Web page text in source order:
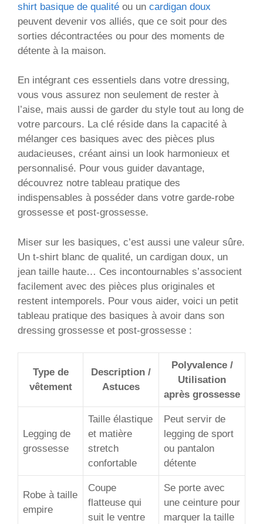
shirt basique de qualité ou un cardigan doux
peuvent devenir vos alliés, que ce soit pour des
sorties décontractées ou pour des moments de
détente à la maison.
En intégrant ces essentiels dans votre dressing,
vous vous assurez non seulement de rester à
l’aise, mais aussi de garder du style tout au long de
votre parcours. La clé réside dans la capacité à
mélanger ces basiques avec des pièces plus
audacieuses, créant ainsi un look harmonieux et
personnalisé. Pour vous guider davantage,
découvrez notre tableau pratique des
indispensables à posséder dans votre garde-robe
grossesse et post-grossesse.
Miser sur les basiques, c’est aussi une valeur sûre.
Un t-shirt blanc de qualité, un cardigan doux, un
jean taille haute… Ces incontournables s’associent
facilement avec des pièces plus originales et
restent intemporels. Pour vous aider, voici un petit
tableau pratique des basiques à avoir dans son
dressing grossesse et post-grossesse :
Type de
vêtement
Description /
Astuces
Polyvalence /
Utilisation
après grossesse
Legging de
grossesse
Taille élastique
et matière
stretch
confortable
Peut servir de
legging de sport
ou pantalon
détente
Robe à taille
empire
Coupe
flatteuse qui
suit le ventre
Se porte avec
une ceinture pour
marquer la taille